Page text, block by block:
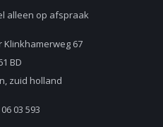
alleen op afspraak
Klinkhamerweg 67
BD
zuid holland
03 593